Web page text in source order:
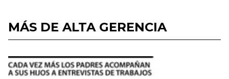
MÁS DE ALTA GERENCIA